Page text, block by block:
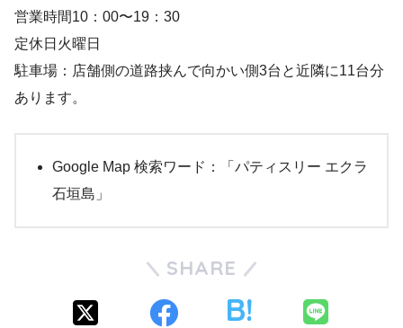
営業時間10：00〜19：30
定休日火曜日
駐車場：店舗側の道路挟んで向かい側3台と近隣に11台分
あります。
Google Map 検索ワード：「パティスリー エクラ
石垣島」
SHARE